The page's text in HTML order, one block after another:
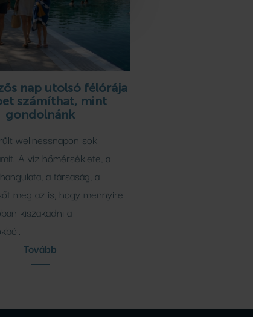
nap utolsó félórája
számíthat, mint
gondolnánk
wellnessnapon sok
A víz hőmérséklete, a
a társaság, a
még az is, hogy mennyire
kiszakadni a
Tovább